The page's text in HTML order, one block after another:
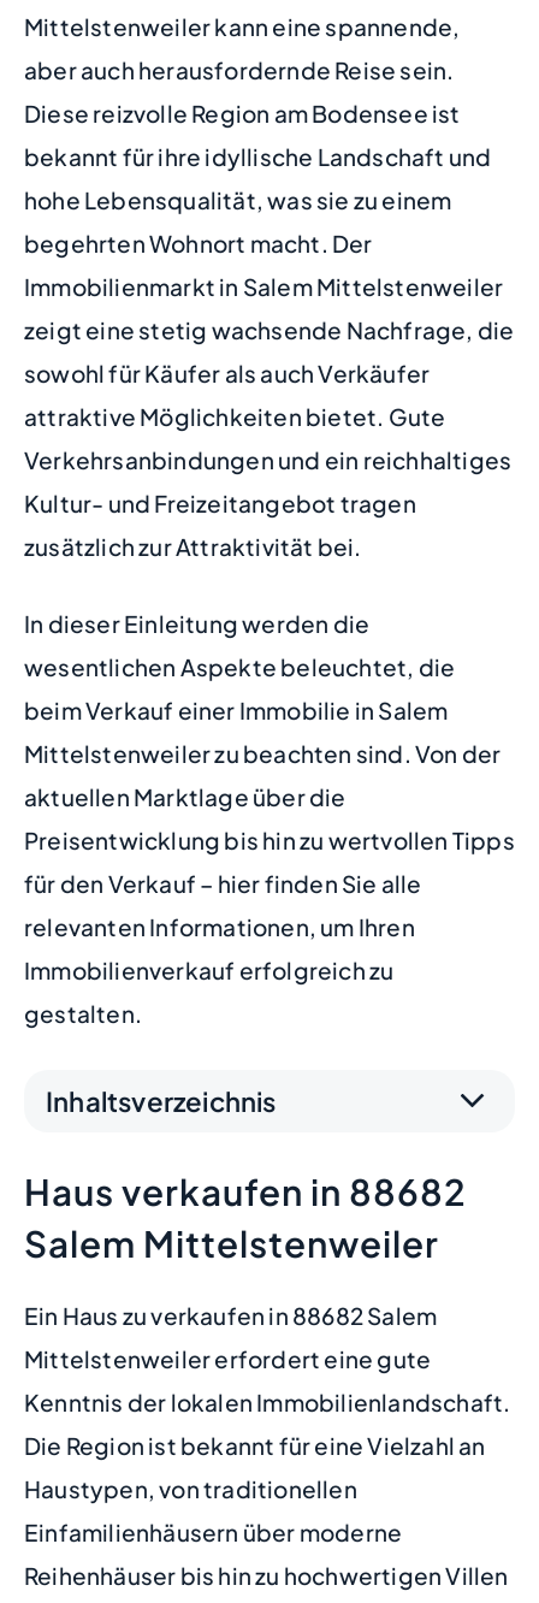
Mittelstenweiler kann eine spannende,
aber auch herausfordernde Reise sein.
Diese reizvolle Region am Bodensee ist
bekannt für ihre idyllische Landschaft und
hohe Lebensqualität, was sie zu einem
begehrten Wohnort macht. Der
Immobilienmarkt in Salem Mittelstenweiler
zeigt eine stetig wachsende Nachfrage, die
sowohl für Käufer als auch Verkäufer
attraktive Möglichkeiten bietet. Gute
Verkehrsanbindungen und ein reichhaltiges
Kultur- und Freizeitangebot tragen
zusätzlich zur Attraktivität bei.
In dieser Einleitung werden die
wesentlichen Aspekte beleuchtet, die
beim Verkauf einer Immobilie in Salem
Mittelstenweiler zu beachten sind. Von der
aktuellen Marktlage über die
Preisentwicklung bis hin zu wertvollen Tipps
für den Verkauf – hier finden Sie alle
relevanten Informationen, um Ihren
Immobilienverkauf erfolgreich zu
gestalten.
Inhaltsverzeichnis
Haus verkaufen in 88682
Salem Mittelstenweiler
Ein Haus zu verkaufen in 88682 Salem
Mittelstenweiler erfordert eine gute
Kenntnis der lokalen Immobilienlandschaft.
Die Region ist bekannt für eine Vielzahl an
Haustypen, von traditionellen
Einfamilienhäusern über moderne
Reihenhäuser bis hin zu hochwertigen Villen